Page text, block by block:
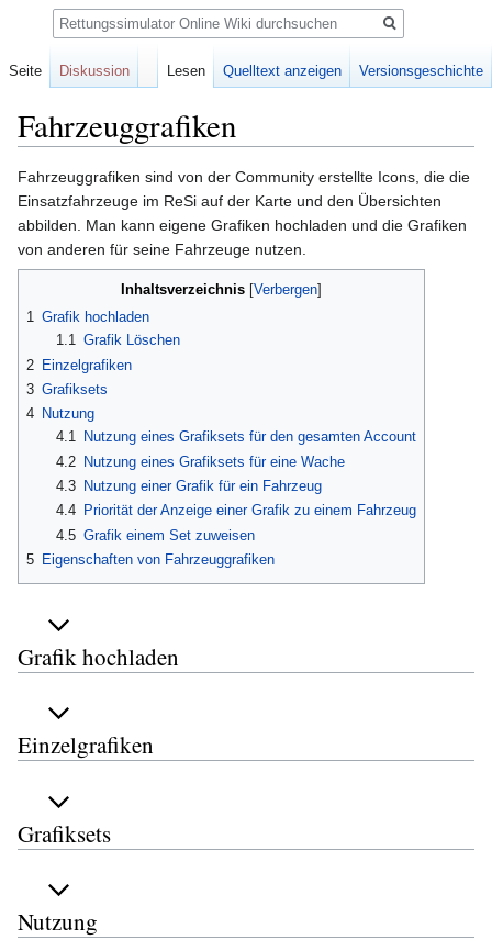
Fahrzeuggrafiken
Zur
Navigation
springen
Zur
Suche
springen
Fahrzeuggrafiken sind von der Community erstellte Icons, die die
Einsatzfahrzeuge im ReSi auf der Karte und den Übersichten
abbilden. Man kann eigene Grafiken hochladen und die Grafiken
von anderen für seine Fahrzeuge nutzen.
Inhaltsverzeichnis
1 Grafik hochladen
1.1 Grafik Löschen
2 Einzelgrafiken
3 Grafiksets
4 Nutzung
4.1
Nutzung eines Grafiksets für den gesamten Account
4.2
Nutzung eines Grafiksets für eine Wache
4.3
Nutzung einer Grafik für ein Fahrzeug
4.4
Priorität der Anzeige einer Grafik zu einem Fahrzeug
4.5 Grafik einem Set zuweisen
5 Eigenschaften von Fahrzeuggrafiken
Grafik hochladen
Einzelgrafiken
Grafiksets
Nutzung
Seite Diskussion Lesen Quelltext anzeigen Versionsgeschichte
Suche